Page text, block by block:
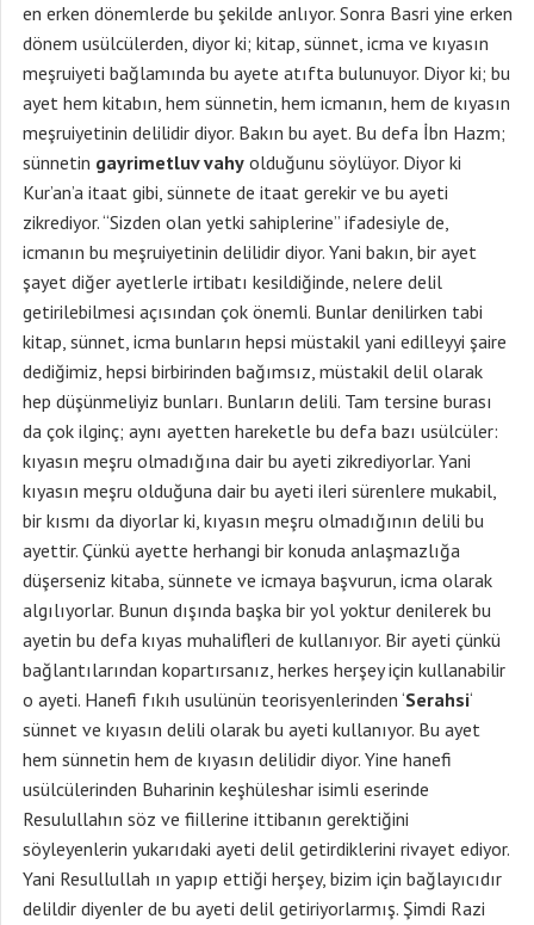
en erken dönemlerde bu şekilde anlıyor. Sonra Basri yine erken
dönem usülcülerden, diyor ki; kitap, sünnet, icma ve kıyasın
meşruiyeti bağlamında bu ayete atıfta bulunuyor. Diyor ki; bu
ayet hem kitabın, hem sünnetin, hem icmanın, hem de kıyasın
meşruiyetinin delilidir diyor. Bakın bu ayet. Bu defa İbn Hazm;
sünnetin gayrimetluv vahy olduğunu söylüyor. Diyor ki
Kur’an’a itaat gibi, sünnete de itaat gerekir ve bu ayeti
zikrediyor. “Sizden olan yetki sahiplerine” ifadesiyle de,
icmanın bu meşruiyetinin delilidir diyor. Yani bakın, bir ayet
şayet diğer ayetlerle irtibatı kesildiğinde, nelere delil
getirilebilmesi açısından çok önemli. Bunlar denilirken tabi
kitap, sünnet, icma bunların hepsi müstakil yani edilleyyi şaire
dediğimiz, hepsi birbirinden bağımsız, müstakil delil olarak
hep düşünmeliyiz bunları. Bunların delili. Tam tersine burası
da çok ilginç; aynı ayetten hareketle bu defa bazı usülcüler:
kıyasın meşru olmadığına dair bu ayeti zikrediyorlar. Yani
kıyasın meşru olduğuna dair bu ayeti ileri sürenlere mukabil,
bir kısmı da diyorlar ki, kıyasın meşru olmadığının delili bu
ayettir. Çünkü ayette herhangi bir konuda anlaşmazlığa
düşerseniz kitaba, sünnete ve icmaya başvurun, icma olarak
algılıyorlar. Bunun dışında başka bir yol yoktur denilerek bu
ayetin bu defa kıyas muhalifleri de kullanıyor. Bir ayeti çünkü
bağlantılarından kopartırsanız, herkes herşey için kullanabilir
o ayeti. Hanefi fıkıh usulünün teorisyenlerinden ‘Serahsi‘
sünnet ve kıyasın delili olarak bu ayeti kullanıyor. Bu ayet
hem sünnetin hem de kıyasın delilidir diyor. Yine hanefi
usülcülerinden Buharinin keşhüleshar isimli eserinde
Resulullahın söz ve fiillerine ittibanın gerektiğini
söyleyenlerin yukarıdaki ayeti delil getirdiklerini rivayet ediyor.
Yani Resullullah ın yapıp ettiği herşey, bizim için bağlayıcıdır
delildir diyenler de bu ayeti delil getiriyorlarmış. Şimdi Razi